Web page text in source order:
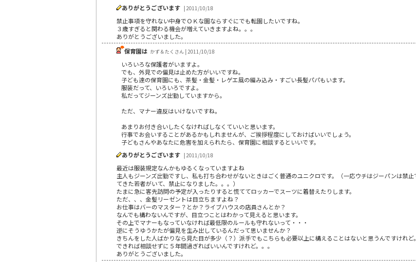
ありがとうございます | 2011/10/18
禁止事項を守れない中身でＯＫな園ならすぐにでも転園したいですね。
３歳すぎると関わる機会が増えていきますよね。。。
ありがとうございました。
保育園は かず＆たくさん | 2011/10/18
いろいろな保護者がいますよ。
でも、外見での偏見は止めた方がいいですね。
子ども達の保育園にも、茶髪・金髪・レゲエ風の編み込み・すごい長髪パパもいます。
服装だって、いろいろですよ。
私だってジーンズ出勤していますから。
ただ、マナー違反はいけないですね。
あまりお付き合いしたくなければしなくていいと思います。
行事でお会いすることがあるかもしれませんが、ご挨拶程度にしておけばいいでしょう。
子どもさんやあなたに危害を加えられたら、保育園に相談するといいです。
ありがとうございます | 2011/10/18
最近は服装規定なんかもゆるくなっていますよね
主人もジーンズ出勤ですし、私も打ち合わせがないときはごく普通のユニクロです。（一応ウチはジーパンは禁
てきた若者がいて、禁止になりました。。。）
たまに急に客先訪問の予定が入ったりすると慌ててロッカーでスーツに着替えたりします。
ただ、、、金髪リーゼントは目立ちますよね？
お仕事はバーのマスター？とか？ライブハウスの店員さんとか？
なんでも構わないんですが、目立つことはわかって見えると思います。
その上でマナーもなっていなければ最低限のルールも守れないって・・・
逆にそうゆうかたが偏見を生み出しているんだって思いませんか？
きちんをした人ばかりなら見た目が多少（？）派手でもこちらも必要以上に構えることはないと思うんですけれど
できれば相談せずに５年間過ぎればいいんですけれど。。。
ありがとうございました。